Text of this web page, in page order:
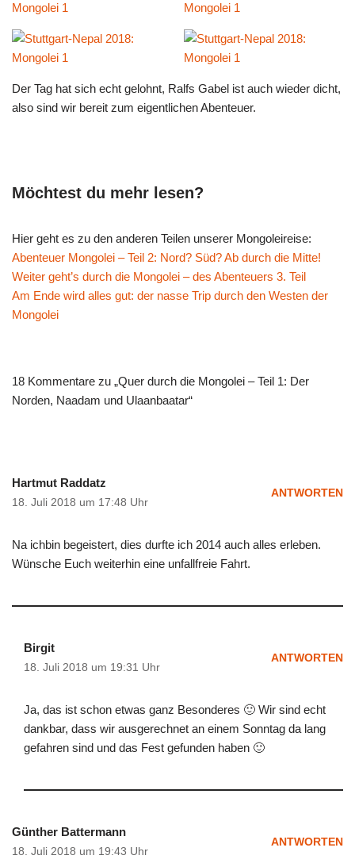
Der Tag hat sich echt gelohnt, Ralfs Gabel ist auch wieder dicht,
also sind wir bereit zum eigentlichen Abenteuer.
Möchtest du mehr lesen?
Hier geht es zu den anderen Teilen unserer Mongoleireise:
Abenteuer Mongolei – Teil 2: Nord? Süd? Ab durch die Mitte!
Weiter geht’s durch die Mongolei – des Abenteuers 3. Teil
Am Ende wird alles gut: der nasse Trip durch den Westen der
Mongolei
18 Kommentare zu „Quer durch die Mongolei – Teil 1: Der
Norden, Naadam und Ulaanbaatar“
Hartmut Raddatz
18. Juli 2018 um 17:48 Uhr
ANTWORTEN
Na ichbin begeistert, dies durfte ich 2014 auch alles erleben.
Wünsche Euch weiterhin eine unfallfreie Fahrt.
Birgit
18. Juli 2018 um 19:31 Uhr
ANTWORTEN
Ja, das ist schon etwas ganz Besonderes 🙂 Wir sind echt
dankbar, dass wir ausgerechnet an einem Sonntag da lang
gefahren sind und das Fest gefunden haben 🙂
Günther Battermann
18. Juli 2018 um 19:43 Uhr
ANTWORTEN